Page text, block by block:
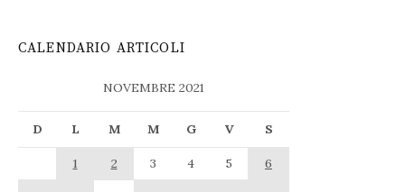
CALENDARIO ARTICOLI
NOVEMBRE 2021
D L M M G V S
1 2 3 4 5
6